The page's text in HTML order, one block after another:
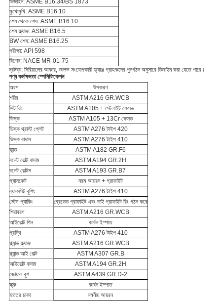
মুখোমুখি: ASME B16.10
শেষ থেকে শেষ: ASME B16.10
শেষ ফ্ল্যাঞ্জ: ASME B16.5
BW শেষ: ASME B16.25
পরীক্ষা: API 598
বিশেষ: NACE MR-01-75
দ্রষ্টব্য: সিরিয়ালের আকার, ভালভ সংযোগকারী ফ্ল্যাঞ্জ গ্রাহকদের পুনর্গঠন অনুসারে ডিজাইন করা যেতে পারে।
পণ্য কর্মক্ষমতা স্পেসিফিকেশন
অংশ
উপকরণ
শরীর
ASTM A216 GR.WCB
সিট রিং
ASTM A105 + স্টেলাইট ফেসড
ডিস্ক
ASTM A105 + 13Cr ফেসড
ডিস্ক থ্রাস্ট প্লেট
ASTM A276 টাইপ 420
ডিস্ক বাদাম
ASTM A276 টাইপ 410
কান্ড
ASTM A182 GR.F6
বনেট বোল্ট বাদাম
ASTM A194 GR.2H
বনেট বোল্টস
ASTM A193 GR.B7
গ্যাসকেট
নরম আয়রন + গ্রাফাইট
ব্যাকসিট বুশিং
ASTM A276 টাইপ 410
স্টেম প্যাকিং
ব্রেডেড গ্রাফাইট এবং ডাই গ্রাফাইট রিং গঠন করে
শিরাবরণ
ASTM A216 GR.WCB
আইবোল্ট পিন
কার্বন ইস্পাত
গ্রন্থি
ASTM A276 টাইপ 410
গ্ল্যান্ড ফ্ল্যাঞ্জ
ASTM A216 GR.WCB
গ্ল্যান্ড আই বোল্ট
ASTM A307 GR.B
আইবোল্ট বাদাম
ASTM A194 GR.2H
জোয়াল বুশ
ASTM A439 GR.D-2
স্ক্রু
কার্বন ইস্পাত
হাতের চাকা
নমনীয় আয়রন